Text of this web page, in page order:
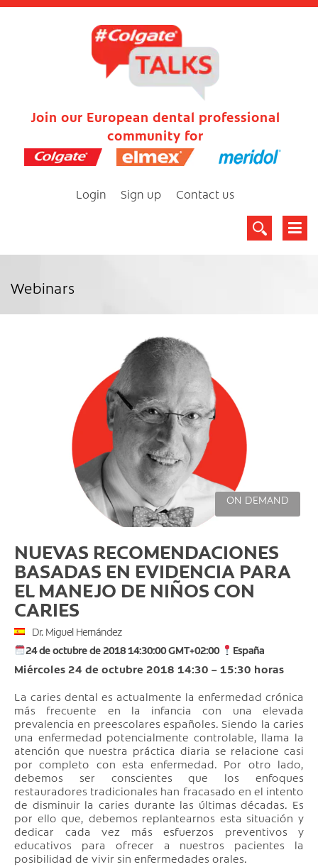
Join our European dental professional
community for
Login Sign up Contact us
Webinars
ON DEMAND
NUEVAS RECOMENDACIONES
BASADAS EN EVIDENCIA PARA
EL MANEJO DE NIÑOS CON
CARIES
Dr. Miguel Hernández
24 de octubre de 2018 14:30:00 GMT+02:00
España
Miércoles 24 de octubre 2018 14:30 – 15:30 horas
La caries dental es actualmente la enfermedad crónica
más frecuente en la infancia con una elevada
prevalencia en preescolares españoles. Siendo la caries
una enfermedad potencialmente controlable, llama la
atención que nuestra práctica diaria se relacione casi
por completo con esta enfermedad. Por otro lado,
debemos ser conscientes que los enfoques
restauradores tradicionales han fracasado en el intento
de disminuir la caries durante las últimas décadas. Es
por ello que, debemos replantearnos esta situación y
dedicar cada vez más esfuerzos preventivos y
educativos para ofrecer a nuestros pacientes la
posibilidad de vivir sin enfermedades orales.